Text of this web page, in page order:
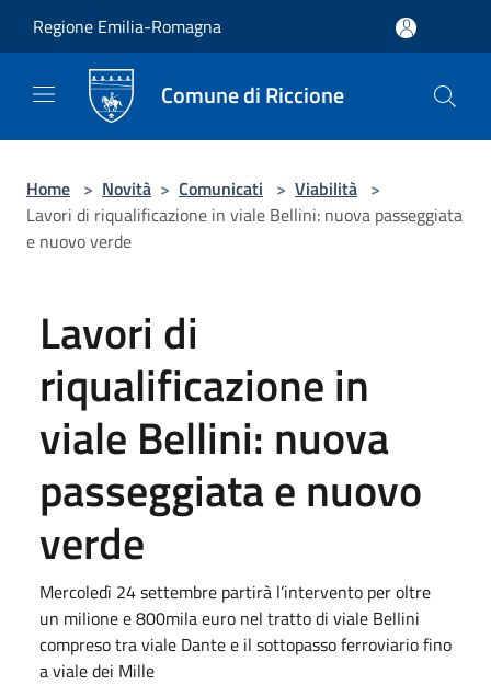
Regione Emilia-Romagna
Comune di Riccione
Home > Novità > Comunicati > Viabilità >
Lavori di riqualificazione in viale Bellini: nuova passeggiata
e nuovo verde
Lavori di
riqualificazione in
viale Bellini: nuova
passeggiata e nuovo
verde
Mercoledì 24 settembre partirà l’intervento per oltre
un milione e 800mila euro nel tratto di viale Bellini
compreso tra viale Dante e il sottopasso ferroviario fino
a viale dei Mille